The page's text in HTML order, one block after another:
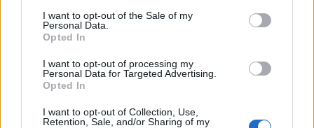
I want to opt-out of the Sale of my
Personal Data.
Opted In
I want to opt-out of processing my
Personal Data for Targeted Advertising.
Opted In
I want to opt-out of Collection, Use,
Retention, Sale, and/or Sharing of my
0 Válasz erre
Ishar
2025. 07. 18. 21:03
Előzmény:#93242Boby
nem téged akarlak "kóstolgatni", csak rendre felötlenek bennem az